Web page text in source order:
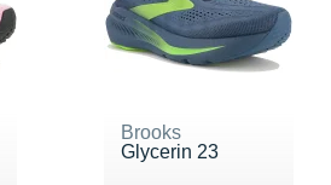
Brooks
Glycerin 23